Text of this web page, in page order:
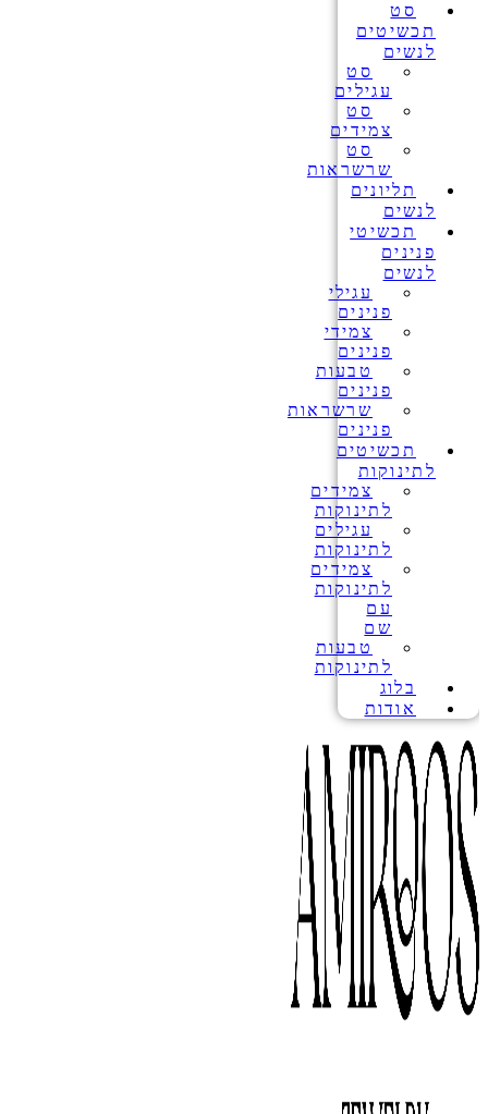
סט
תכשיטים
לנשים
סט
עגילים
סט
צמידים
סט
שרשראות
תליונים
לנשים
תכשיטי
פנינים
לנשים
עגילי
פנינים
צמידי
פנינים
טבעות
פנינים
שרשראות
פנינים
תכשיטים
לתינוקות
צמידים
לתינוקות
עגילים
לתינוקות
צמידים
לתינוקות
עם
שם
טבעות
לתינוקות
בלוג
אודות